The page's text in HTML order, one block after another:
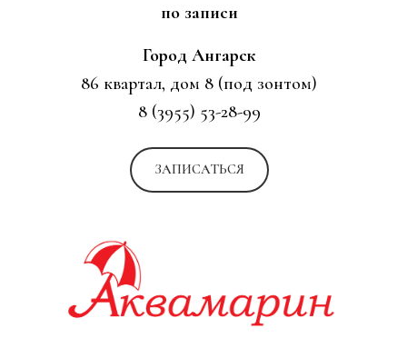
по записи
Город Ангарск
86 квартал, дом 8 (под зонтом)
8 (3955) 53-28-99
ЗАПИСАТЬСЯ